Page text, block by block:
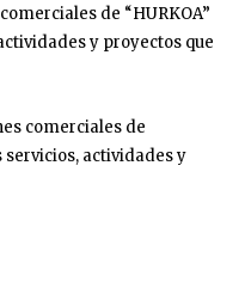
de “HURKOA”
y proyectos que
comerciales de
servicios, actividades y